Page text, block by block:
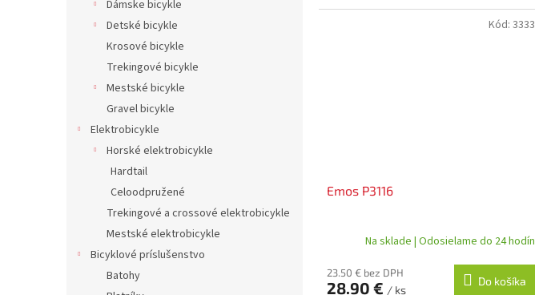
Dámske bicykle
Detské bicykle
Krosové bicykle
Trekingové bicykle
Mestské bicykle
Gravel bicykle
Elektrobicykle
Horské elektrobicykle
Hardtail
Celoodpružené
Trekingové a crossové elektrobicykle
Mestské elektrobicykle
Bicyklové príslušenstvo
Batohy
Emos P3116
Na sklade | Odosielame do 24 hodín
23.50 € bez DPH
28.90 € / ks
Do košíka
Kód: 3333